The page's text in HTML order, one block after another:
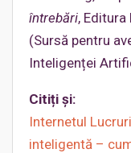
întrebări,
(Sursă pentru
Inteligenței
Citiți și:
Internetul
inteligentă –